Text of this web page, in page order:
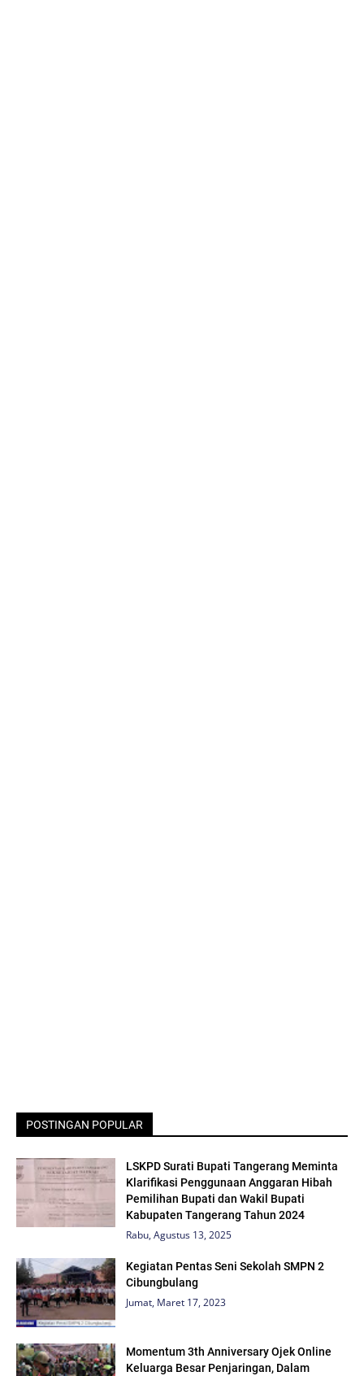
POSTINGAN POPULAR
LSKPD Surati Bupati Tangerang Meminta
Klarifikasi Penggunaan Anggaran Hibah
Pemilihan Bupati dan Wakil Bupati
Kabupaten Tangerang Tahun 2024
Rabu, Agustus 13, 2025
Kegiatan Pentas Seni Sekolah SMPN 2
Cibungbulang
Jumat, Maret 17, 2023
Momentum 3th Anniversary Ojek Online
Keluarga Besar Penjaringan, Dalam